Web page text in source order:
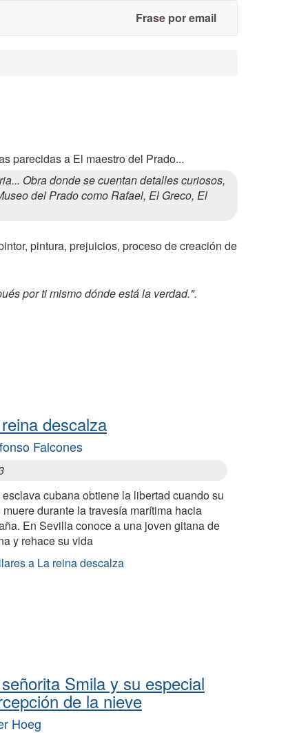
Frase por email
parecidas a El maestro del Prado...
Obra donde se cuentan detalles curiosos,
del Prado como Rafael, El Greco, El
pintura, prejuicios, proceso de creación de
por ti mismo dónde está la verdad.".
descalza
Falcones
esclava cubana obtiene la libertad cuando su
muere durante la travesía marítima hacia
En Sevilla conoce a una joven gitana de
y rehace su vida
a La reina descalza
Smila y su especial
de la nieve
Hoeg